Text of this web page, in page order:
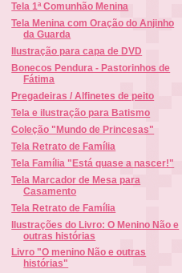
Tela 1ª Comunhão Menina
Tela Menina com Oração do Anjinho
da Guarda
Ilustração para capa de DVD
Bonecos Pendura - Pastorinhos de
Fátima
Pregadeiras / Alfinetes de peito
Tela e ilustração para Batismo
Coleção "Mundo de Princesas"
Tela Retrato de Família
Tela Família "Está quase a nascer!"
Tela Marcador de Mesa para
Casamento
Tela Retrato de Família
Ilustrações do Livro: O Menino Não e
outras histórias
Livro "O menino Não e outras
histórias"